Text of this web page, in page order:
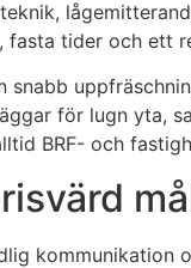
tider och ett
för lugn yta,
BRF- och